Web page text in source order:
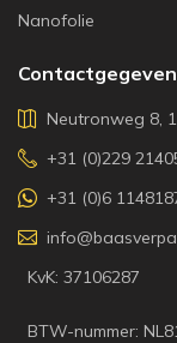
Nanofolie
Neutronweg 8,
+31 (0)229
+31 (0)6
KvK: 37106287
BTW-nummer: